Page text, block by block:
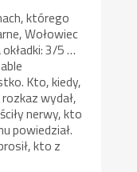
którego
Wołowiec
3/5 …
Kto, kiedy,
wydał,
nerwy, kto
powiedział.
kto z